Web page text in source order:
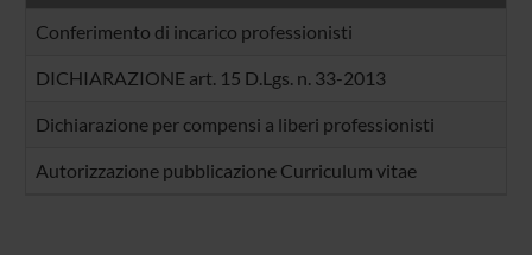
Conferimento di incarico professionisti
DICHIARAZIONE art. 15 D.Lgs. n. 33-2013
Dichiarazione per compensi a liberi professionisti
Autorizzazione pubblicazione Curriculum vitae